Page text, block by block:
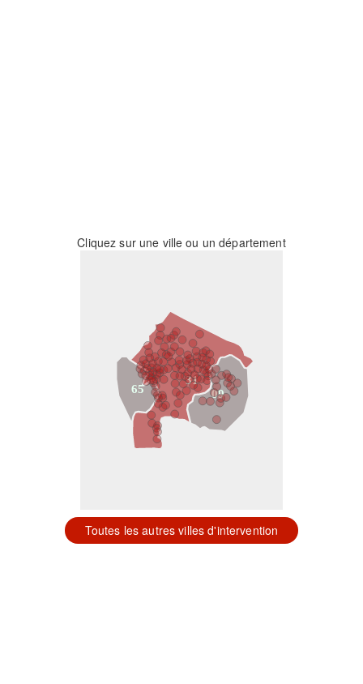
Cliquez sur une ville ou un département
31
09
65
Toutes les autres villes d'intervention